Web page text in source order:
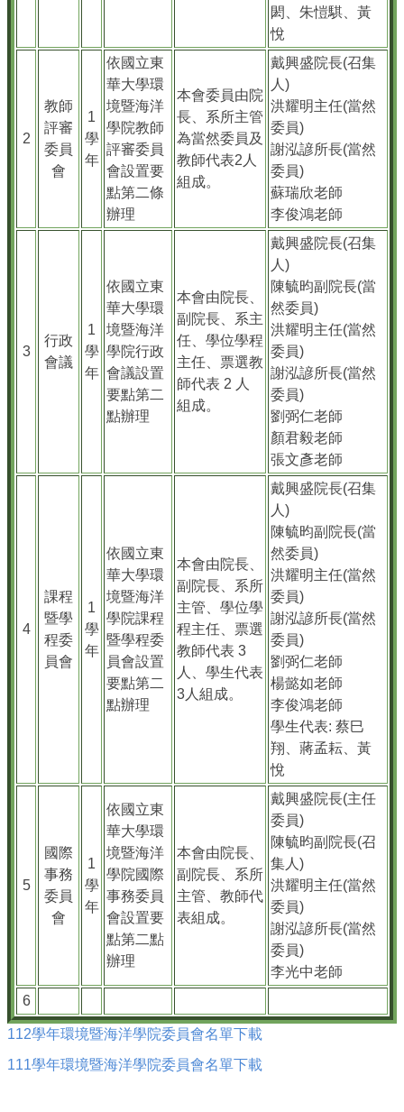
閎、朱愷騏、黃
悅
2
教師
評審
委員
會
1
學
年
依國立東
華大學環
境暨海洋
學院教師
評審委員
會設置要
點第二條
辦理
本會委員由院
長、系所主管
為當然委員及
教師代表2人
組成。
戴興盛院長(召集
人)
洪耀明主任(當然
委員)
謝泓諺所長(當然
委員)
蘇瑞欣老師
李俊鴻老師
3
行政
會議
1
學
年
依國立東
華大學環
境暨海洋
學院行政
會議設置
要點第二
點辦理
本會由院長、
副院長、系主
任、學位學程
主任、票選教
師代表 2 人
組成。
戴興盛院長(召集
人)
陳毓昀副院長(當
然委員)
洪耀明主任(當然
委員)
謝泓諺所長(當然
委員)
劉弼仁老師
顏君毅老師
張文彥老師
4
課程
暨學
程委
員會
1
學
年
依國立東
華大學環
境暨海洋
學院課程
暨學程委
員會設置
要點第二
點辦理
本會由院長、
副院長、系所
主管、學位學
程主任、票選
教師代表 3
人、學生代表
3人組成。
戴興盛院長(召集
人)
陳毓昀副院長(當
然委員)
洪耀明主任(當然
委員)
謝泓諺所長(當然
委員)
劉弼仁老師
楊懿如老師
李俊鴻老師
學生代表: 蔡巳
翔、蔣孟耘、黃
悅
5
國際
事務
委員
會
1
學
年
依國立東
華大學環
境暨海洋
學院國際
事務委員
會設置要
點第二點
辦理
本會由院長、
副院長、系所
主管、教師代
表組成。
戴興盛院長(主任
委員)
陳毓昀副院長(召
集人)
洪耀明主任(當然
委員)
謝泓諺所長(當然
委員)
李光中老師
6
112學年環境暨海洋學院委員會名單下載
111學年環境暨海洋學院委員會名單下載